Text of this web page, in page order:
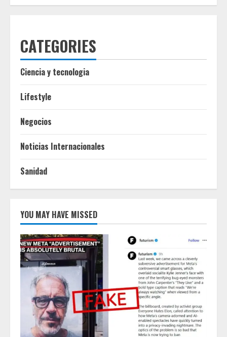
CATEGORIES
Ciencia y tecnologia
Lifestyle
Negocios
Noticias Internacionales
Sanidad
YOU MAY HAVE MISSED